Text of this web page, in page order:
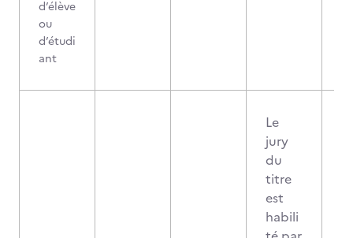
d’élève
ou
d’étudi
ant
Le
jury
du
titre
est
habili